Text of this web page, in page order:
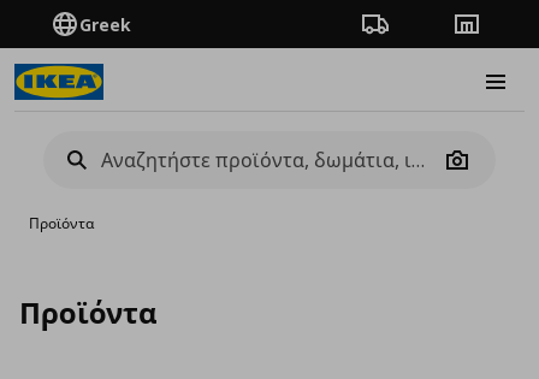
Greek Πορεία παραγγελίας
Camera
Προϊόντα
Προϊόντα